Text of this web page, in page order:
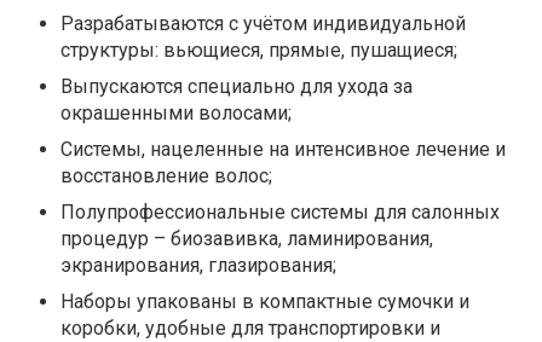
Разрабатываются с учётом индивидуальной
структуры: вьющиеся, прямые, пушащиеся;
Выпускаются специально для ухода за
окрашенными волосами;
Системы, нацеленные на интенсивное лечение и
восстановление волос;
Полупрофессиональные системы для салонных
процедур – биозавивка, ламинирования,
экранирования, глазирования;
Наборы упакованы в компактные сумочки и
коробки, удобные для транспортировки и